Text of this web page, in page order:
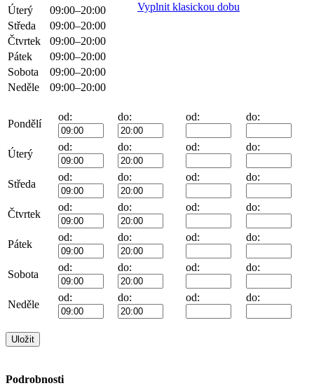
Úterý
09:00–20:00
Středa
09:00–20:00
Čtvrtek
09:00–20:00
Pátek
09:00–20:00
Sobota
09:00–20:00
Neděle
09:00–20:00
Vyplnit klasickou dobu
Pondělí
od: do: od: do:
Úterý
od: do: od: do:
Středa
od: do: od: do:
Čtvrtek
od: do: od: do:
Pátek
od: do: od: do:
Sobota
od: do: od: do:
Neděle
od: do: od: do:
Podrobnosti